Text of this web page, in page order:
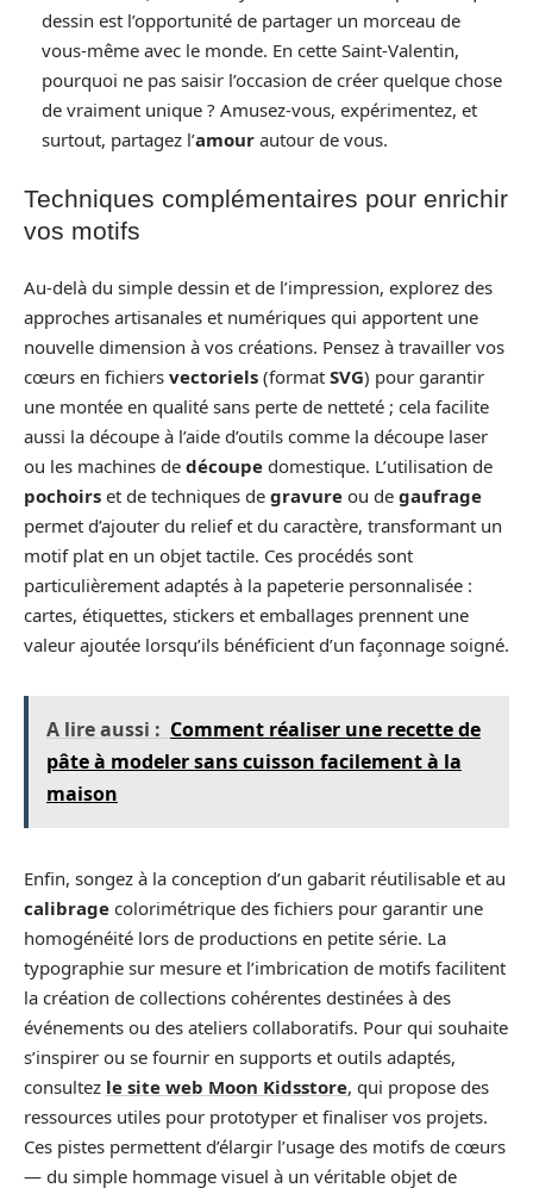
dessin est l’opportunité de partager un morceau de
vous-même avec le monde. En cette Saint-Valentin,
pourquoi ne pas saisir l’occasion de créer quelque chose
de vraiment unique ? Amusez-vous, expérimentez, et
surtout, partagez l’amour autour de vous.
Techniques complémentaires pour enrichir
vos motifs
Au-delà du simple dessin et de l’impression, explorez des
approches artisanales et numériques qui apportent une
nouvelle dimension à vos créations. Pensez à travailler vos
cœurs en fichiers vectoriels (format SVG) pour garantir
une montée en qualité sans perte de netteté ; cela facilite
aussi la découpe à l’aide d’outils comme la découpe laser
ou les machines de découpe domestique. L’utilisation de
pochoirs et de techniques de gravure ou de gaufrage
permet d’ajouter du relief et du caractère, transformant un
motif plat en un objet tactile. Ces procédés sont
particulièrement adaptés à la papeterie personnalisée :
cartes, étiquettes, stickers et emballages prennent une
valeur ajoutée lorsqu’ils bénéficient d’un façonnage soigné.
A lire aussi : Comment réaliser une recette de
pâte à modeler sans cuisson facilement à la
maison
Enfin, songez à la conception d’un gabarit réutilisable et au
calibrage colorimétrique des fichiers pour garantir une
homogénéité lors de productions en petite série. La
typographie sur mesure et l’imbrication de motifs facilitent
la création de collections cohérentes destinées à des
événements ou des ateliers collaboratifs. Pour qui souhaite
s’inspirer ou se fournir en supports et outils adaptés,
consultez le site web Moon Kidsstore, qui propose des
ressources utiles pour prototyper et finaliser vos projets.
Ces pistes permettent d’élargir l’usage des motifs de cœurs
— du simple hommage visuel à un véritable objet de